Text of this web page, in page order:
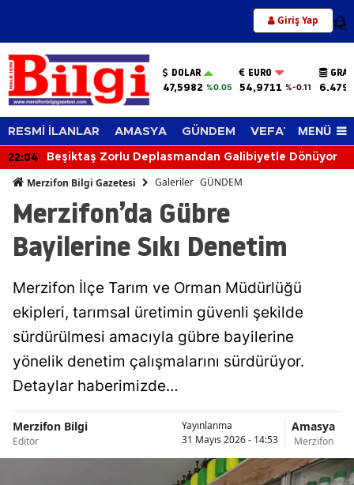
Giriş Yap 12
DOLAR
47,5982 %0.05
EURO
54,9711 %-0.11
RESMİ İLANLAR AMASYA GÜNDEM VEFAT EDENLER
MENÜ
22:04 Beşiktaş Zorlu Deplasmandan Galibiyetle Dönüyor
Merzifon Bilgi Gazetesi Galeriler GÜNDEM
Merzifon’da Gübre
Bayilerine Sıkı Denetim
Merzifon İlçe Tarım ve Orman Müdürlüğü
ekipleri, tarımsal üretimin güvenli şekilde
sürdürülmesi amacıyla gübre bayilerine
yönelik denetim çalışmalarını sürdürüyor.
Detaylar haberimizde…
Merzifon Bilgi
Editör
Yayınlanma
31 Mayıs 2026 - 14:53
Amasya
Merzifon